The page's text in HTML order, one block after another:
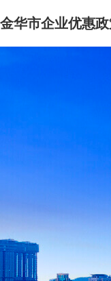
金华市企业优惠